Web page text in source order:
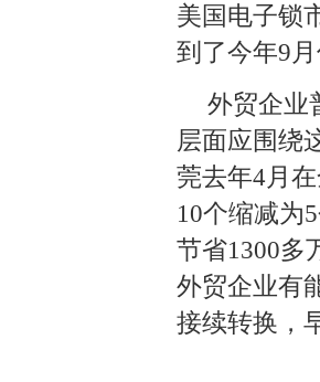
美国电子锁
到了今年9
外贸企业
层面应围绕
莞去年4月
10个缩减为
节省1300多
外贸企业有
接续转换，